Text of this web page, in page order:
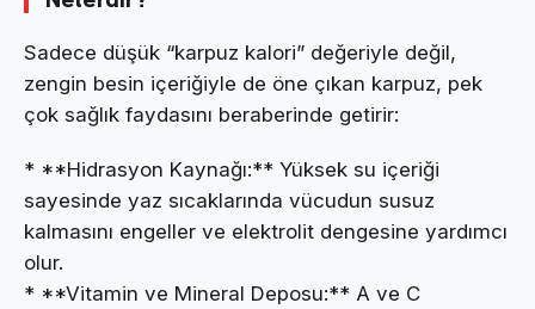
Sadece düşük “karpuz kalori” değeriyle değil,
zengin besin içeriğiyle de öne çıkan karpuz, pek
çok sağlık faydasını beraberinde getirir:
* **Hidrasyon Kaynağı:** Yüksek su içeriği
sayesinde yaz sıcaklarında vücudun susuz
kalmasını engeller ve elektrolit dengesine yardımcı
olur.
* **Vitamin ve Mineral Deposu:** A ve C